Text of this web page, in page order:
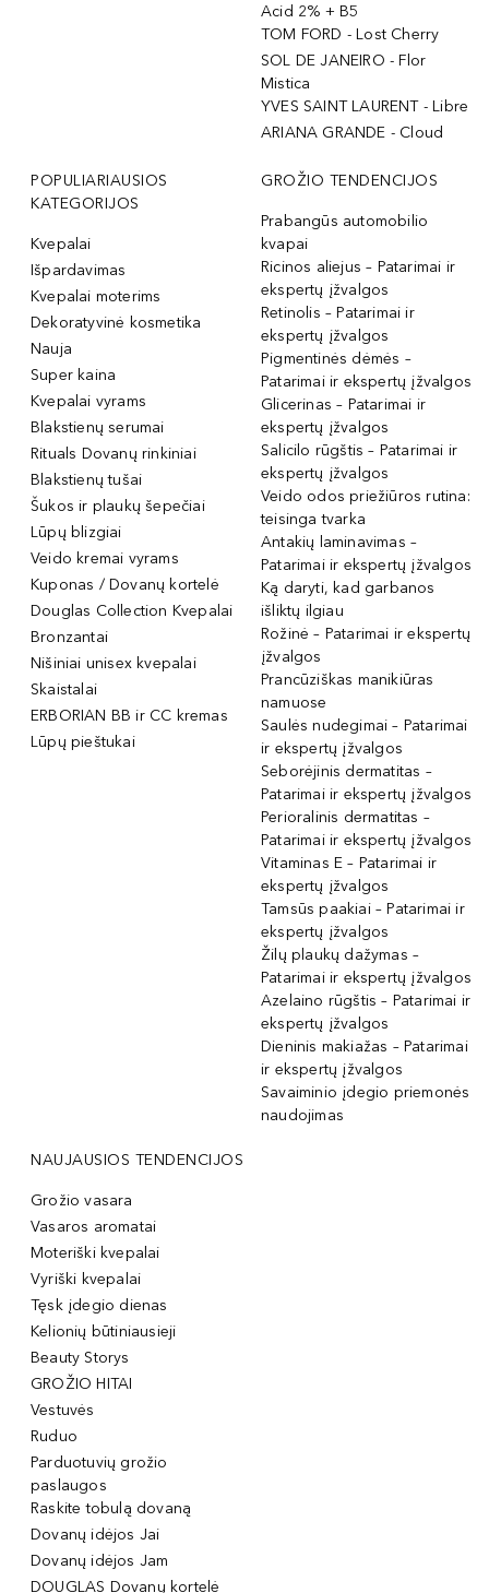
Acid 2% + B5
TOM FORD - Lost Cherry
SOL DE JANEIRO - Flor
Mistica
YVES SAINT LAURENT - Libre
ARIANA GRANDE - Cloud
POPULIARIAUSIOS
KATEGORIJOS
Kvepalai
Išpardavimas
Kvepalai moterims
Dekoratyvinė kosmetika
Nauja
Super kaina
Kvepalai vyrams
Blakstienų serumai
Rituals Dovanų rinkiniai
Blakstienų tušai
Šukos ir plaukų šepečiai
Lūpų blizgiai
Veido kremai vyrams
Kuponas / Dovanų kortelė
Douglas Collection Kvepalai
Bronzantai
Nišiniai unisex kvepalai
Skaistalai
ERBORIAN BB ir CC kremas
Lūpų pieštukai
GROŽIO TENDENCIJOS
Prabangūs automobilio
kvapai
Ricinos aliejus – Patarimai ir
ekspertų įžvalgos
Retinolis – Patarimai ir
ekspertų įžvalgos
Pigmentinės dėmės –
Patarimai ir ekspertų įžvalgos
Glicerinas – Patarimai ir
ekspertų įžvalgos
Salicilo rūgštis – Patarimai ir
ekspertų įžvalgos
Veido odos priežiūros rutina:
teisinga tvarka
Antakių laminavimas –
Patarimai ir ekspertų įžvalgos
Ką daryti, kad garbanos
išliktų ilgiau
Rožinė – Patarimai ir ekspertų
įžvalgos
Prancūziškas manikiūras
namuose
Saulės nudegimai – Patarimai
ir ekspertų įžvalgos
Seborėjinis dermatitas –
Patarimai ir ekspertų įžvalgos
Perioralinis dermatitas –
Patarimai ir ekspertų įžvalgos
Vitaminas E – Patarimai ir
ekspertų įžvalgos
Tamsūs paakiai – Patarimai ir
ekspertų įžvalgos
Žilų plaukų dažymas –
Patarimai ir ekspertų įžvalgos
Azelaino rūgštis – Patarimai ir
ekspertų įžvalgos
Dieninis makiažas – Patarimai
ir ekspertų įžvalgos
Savaiminio įdegio priemonės
naudojimas
NAUJAUSIOS TENDENCIJOS
Grožio vasara
Vasaros aromatai
Moteriški kvepalai
Vyriški kvepalai
Tęsk įdegio dienas
Kelionių būtiniausieji
Beauty Storys
GROŽIO HITAI
Vestuvės
Ruduo
Parduotuvių grožio
paslaugos
Raskite tobulą dovaną
Dovanų idėjos Jai
Dovanų idėjos Jam
DOUGLAS Dovanų kortelė